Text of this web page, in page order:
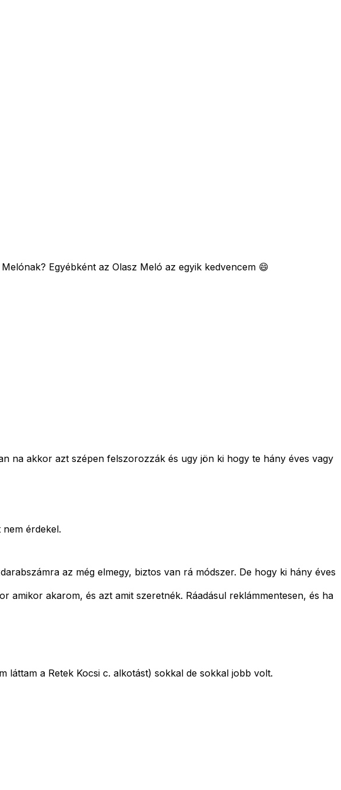
Egyébként az Olasz Meló az egyik kedvencem 😄
na akkor azt szépen felszorozzák és ugy jön ki hogy te hány éves vagy
érdekel.
az még elmegy, biztos van rá módszer. De hogy ki hány éves
amikor akarom, és azt amit szeretnék. Ráadásul reklámmentesen, és ha
láttam a Retek Kocsi c. alkotást) sokkal de sokkal jobb volt.